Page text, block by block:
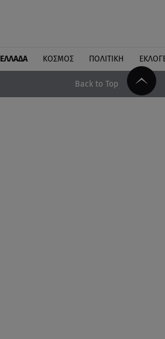
ΕΛΛΑΔΑ ΚΟΣΜΟΣ ΠΟΛΙΤΙΚΗ
Back to Top